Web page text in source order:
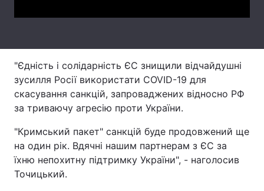
Послуги
Тема оформлення
"Єдність і солідарність ЄС знищили відчайдушні
зусилля Росії використати COVID-19 для
скасування санкцій, запроваджених відносно РФ
за триваючу агресію проти України.
"Кримський пакет" санкцій буде продовжений ще
на один рік. Вдячні нашим партнерам з ЄС за
їхню непохитну підтримку України", - наголосив
Точицький.